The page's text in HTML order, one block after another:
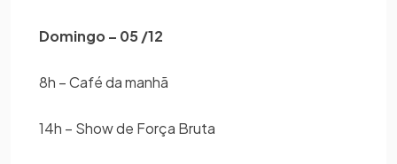
Domingo – 05 /12
8h – Café da manhã
14h – Show de Força Bruta